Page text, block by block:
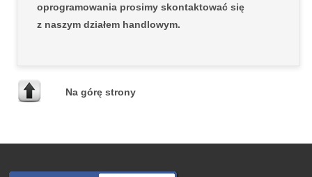
oprogramowania prosimy skontaktować się
z naszym działem handlowym.
Na górę strony